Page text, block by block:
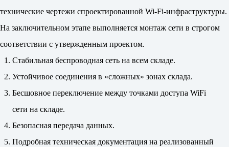
технические чертежи спроектированной Wi-Fi-инфраструктуры.
На заключительном этапе выполняется монтаж сети в строгом
соответствии с утвержденным проектом.
Стабильная беспроводная сеть на всем складе.
Устойчивое соединения в «сложных» зонах склада.
Бесшовное переключение между точками доступа WiFi
сети на складе.
Безопасная передача данных.
Подробная техническая документация на реализованный